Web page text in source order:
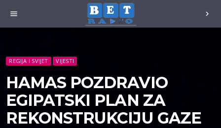
menu chevron_right
REGIJA I SVIJET VIJESTI
HAMAS POZDRAVIO
EGIPATSKI PLAN ZA
REKONSTRUKCIJU GAZE